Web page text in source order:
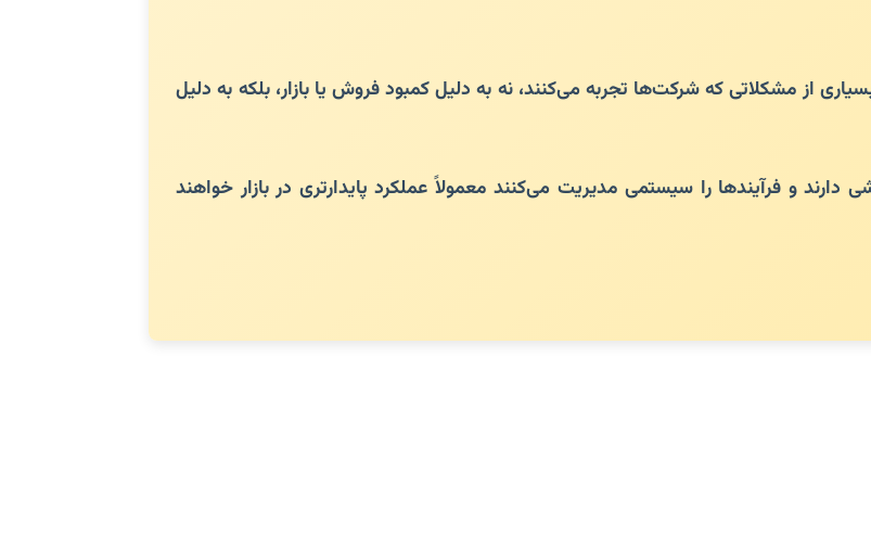
از مشکلاتی که شرکت‌ها تجربه می‌کنند، نه به دلیل کمبود فروش یا بازار، بلکه به دلیل
و فرآیندها را سیستمی مدیریت می‌کنند معمولاً عملکرد پایدارتری در بازار خواهند